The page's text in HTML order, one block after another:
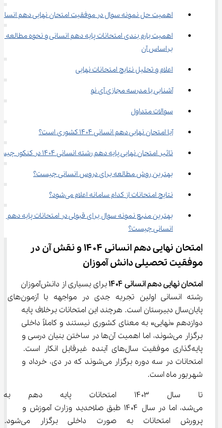
اهمیت حل نمونه سوال در موفقیت امتحان نهایی دهم
اهمیت بارم ‌بندی امتحانات پایه دهم انسانی و نحوه مطالعه
براساس آن
اعلام و تحلیل نتایج امتحانات نهایی
آشنایی با مدرسه مجازی آی نو
سوالات متداول
آیا امتحان نهایی دهم انسانی ۱۴۰۴ کشوری است؟
تاثیر امتحان نهایی پایه دهم رشته انسانی ۱۴۰۴ در کنکور چیست؟
بهترین روش مطالعه برای دروس انسانی چیست؟
نتایج امتحانات از کدام سامانه اعلام می‌شود؟
بهترین منبع نمونه سوال برای قبولی در امتحانات پایه دهم
انسانی چیست؟
امتحان نهایی دهم انسانی ۱۴۰۴ و نقش آن در
موفقیت تحصیلی دانش‌ آموزان
امتحان نهایی دهم انسانی ۱۴۰۴
برای بسیاری از دانش‌آموزان
رشته انسانی اولین تجربه جدی در مواجهه با آزمون‌های
پایان‌سال دبیرستان است. هرچند این امتحانات برخلاف پایه
دوازدهم «نهایی» به معنای کشوری نیستند و کاملاً داخلی
برگزار می‌شوند، اما اهمیت آن‌ها در ساختن بنیان درسی و
پایه‌گذاری موفقیت سال‌های آینده غیرقابل انکار است.
امتحانات در سه دوره برگزار می‌شوند که در دی، خرداد و
شهریور ماه است.
تا سال ۱۴۰۳ امتحانات پایه
می‌شد، اما در سال ۱۴۰۴ طبق صلاحدید وزارت آموزش و
پرورش امتحانات به صورت داخلی برگزار می‌شود.